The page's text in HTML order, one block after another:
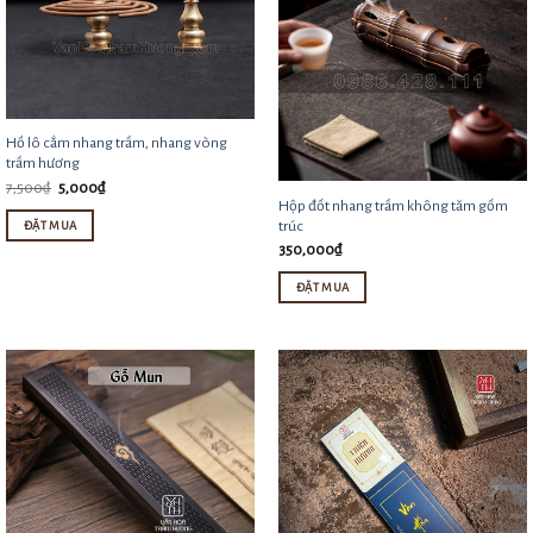
Hồ lô cắm nhang trầm, nhang vòng
trầm hương
7,500₫ Giá
là:
7,500₫.
5,000₫Giá
ĐẶT MUA
Hộp đốt nhang trầm không tăm gốm
trúc
350,000₫
ĐẶT MUA